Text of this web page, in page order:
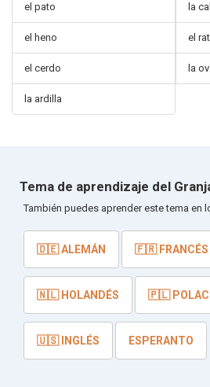
el pato la
el heno el
el cerdo la
la ardilla
Tema de aprendizaje del
También puedes aprender este tema en
🇩🇪 ALEMÁN 🇫🇷 FRANCÉS
🇳🇱 HOLANDÉS 🇵🇱
🇺🇸 INGLÉS ESPERANTO